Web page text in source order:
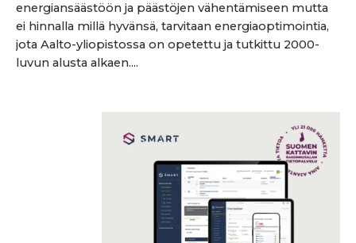
energiansäästöön ja päästöjen vähentämiseen mutta
ei hinnalla millä hyvänsä, tarvitaan energiaoptimointia,
jota Aalto-yliopistossa on opetettu ja tutkittu 2000-
luvun alusta alkaen....